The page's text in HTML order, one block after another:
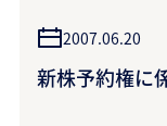
2007.06.20
新株予約権に